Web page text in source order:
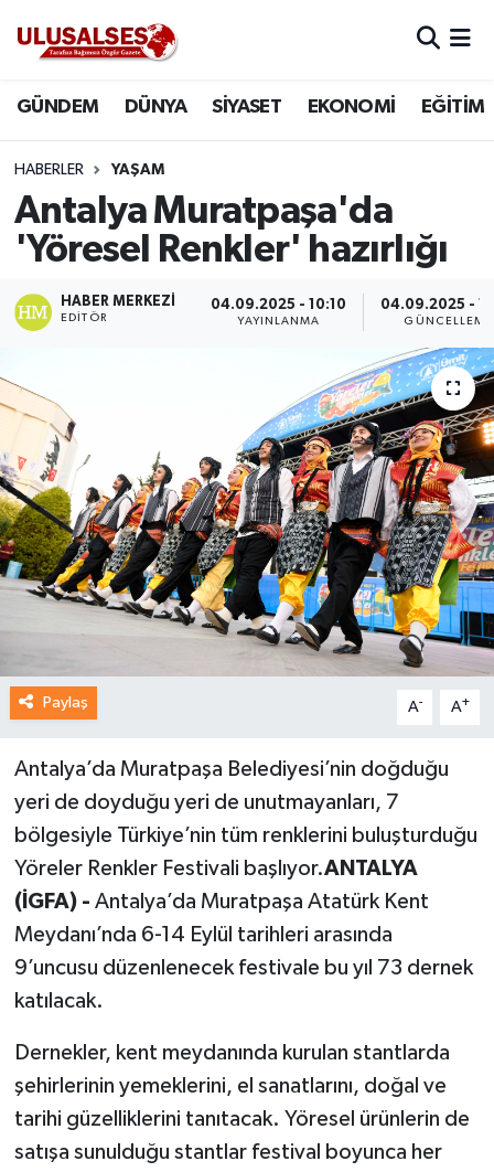
GÜNDEM DÜNYA SİYASET EKONOMİ EĞİTİM
HABERLER YAŞAM
Antalya Muratpaşa'da
'Yöresel Renkler' hazırlığı
HABER MERKEZI
EDITÖR
04.09.2025 - 10:10
YAYINLANMA
04.09.2025 -
GÜNCELLEME
Paylaş A- A+
Antalya’da Muratpaşa Belediyesi’nin doğduğu
yeri de doyduğu yeri de unutmayanları, 7
bölgesiyle Türkiye’nin tüm renklerini buluşturduğu
Yöreler Renkler Festivali başlıyor.ANTALYA
(İGFA) - Antalya’da Muratpaşa Atatürk Kent
Meydanı’nda 6-14 Eylül tarihleri arasında
9’uncusu düzenlenecek festivale bu yıl 73 dernek
katılacak.
Dernekler, kent meydanında kurulan stantlarda
şehirlerinin yemeklerini, el sanatlarını, doğal ve
tarihi güzelliklerini tanıtacak. Yöresel ürünlerin de
satışa sunulduğu stantlar festival boyunca her
DÜNYA
SİYASET
EKONOMİ
EĞİTİM
MAGAZİN
SPOR
Trafik Durumu
Süper Lig Puan Durumu ve Fikstür
Tüm Manşetler
Son Dakika Haberleri